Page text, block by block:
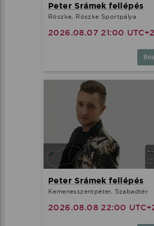
Peter Srámek fellépés
Röszke, Röszke Sportpálya
2026.08.07 21:00 UTC+2
Peter Srámek fellépés
Kemenesszentpéter, Szabadtér
2026.08.08 22:00